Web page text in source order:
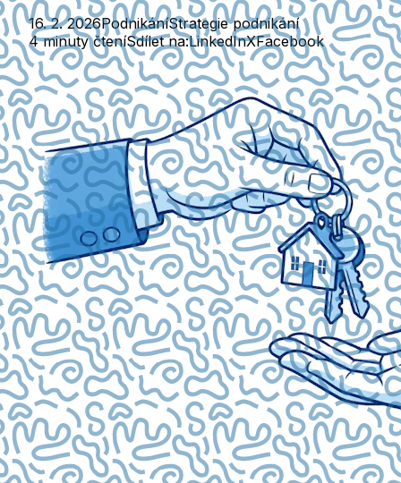
16. 2. 2026PodnikáníStrategie podnikání
4 minuty čteníSdílet na:LinkedInXFacebook